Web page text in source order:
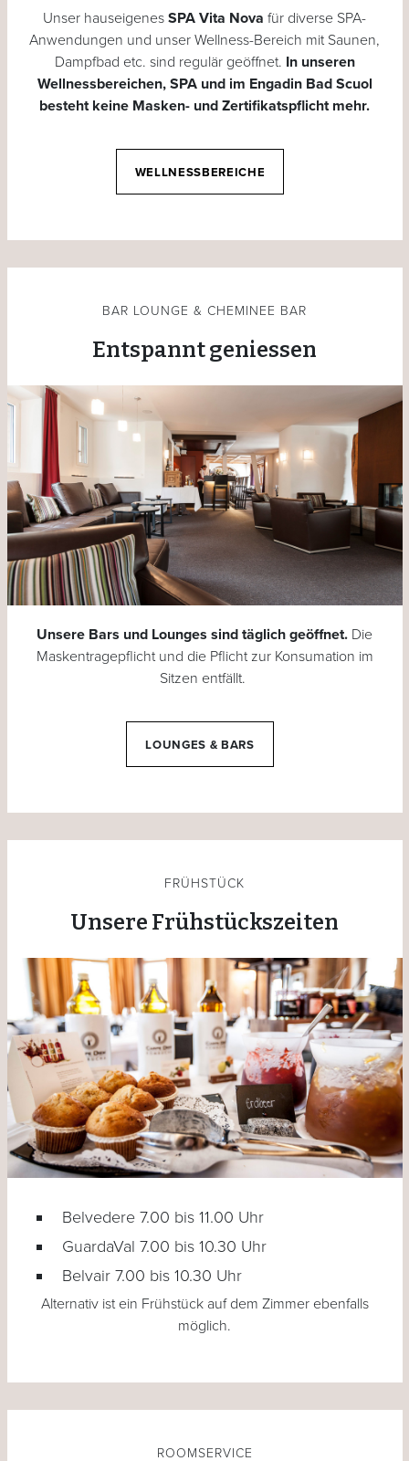
Unser hauseigenes SPA Vita Nova für diverse SPA-
Anwendungen und unser Wellness-Bereich mit Saunen,
Dampfbad etc. sind regulär geöffnet. In unseren
Wellnessbereichen, SPA und im Engadin Bad Scuol
besteht keine Masken- und Zertifikatspflicht mehr.
WELLNESSBEREICHE
BAR LOUNGE & CHEMINEE BAR
Entspannt geniessen
Unsere Bars und Lounges sind täglich geöffnet. Die
Maskentragepflicht und die Pflicht zur Konsumation im
Sitzen entfällt.
LOUNGES & BARS
FRÜHSTÜCK
Unsere Frühstückszeiten
Belvedere 7.00 bis 11.00 Uhr
GuardaVal 7.00 bis 10.30 Uhr
Belvair 7.00 bis 10.30 Uhr
Alternativ ist ein Frühstück auf dem Zimmer ebenfalls
möglich.
ROOMSERVICE